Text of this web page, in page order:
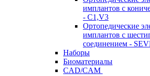
имплантов с
- C1,V3
Ортопедические
имплантов с
соединением -
Наборы
Биоматериалы
CAD/CAM